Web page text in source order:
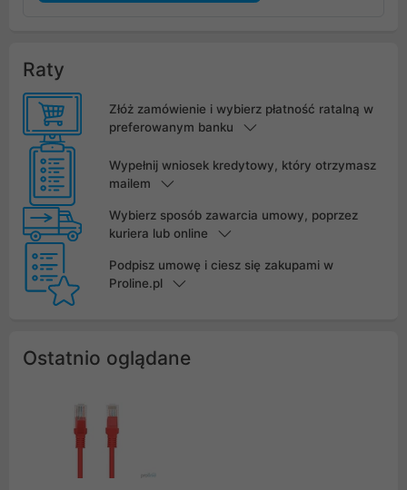
Raty
Złóż zamówienie i wybierz płatność ratalną w
preferowanym banku
Wypełnij wniosek kredytowy, który otrzymasz
mailem
Wybierz sposób zawarcia umowy, poprzez
kuriera lub online
Podpisz umowę i ciesz się zakupami w
Proline.pl
Ostatnio oglądane